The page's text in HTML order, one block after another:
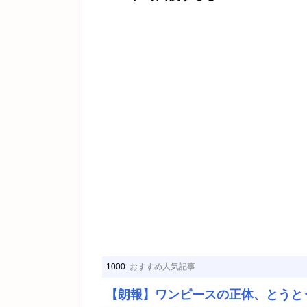
1000: おすすめ人気記事
【朗報】ワンピースの正体、とう